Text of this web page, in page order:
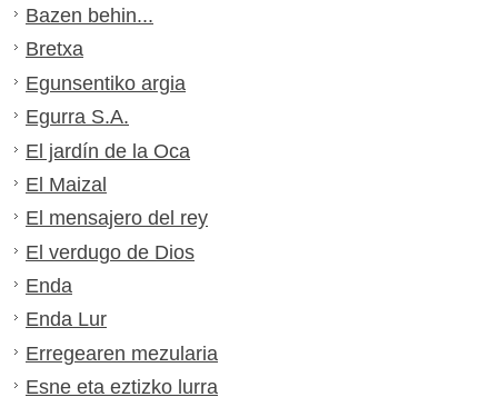
Bazen behin...
Bretxa
Egunsentiko argia
Egurra S.A.
El jardín de la Oca
El Maizal
El mensajero del rey
El verdugo de Dios
Enda
Enda Lur
Erregearen mezularia
Esne eta eztizko lurra